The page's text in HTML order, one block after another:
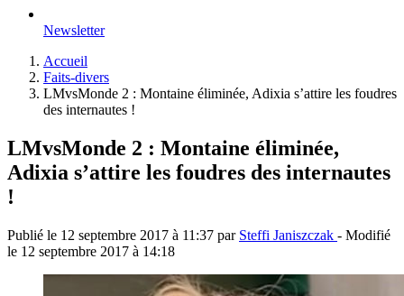
Newsletter
Accueil
Faits-divers
LMvsMonde 2 : Montaine éliminée, Adixia s’attire les foudres
des internautes !
LMvsMonde 2 : Montaine éliminée,
Adixia s’attire les foudres des internautes
!
Publié le 12 septembre 2017 à 11:37 par Steffi Janiszczak - Modifié
le 12 septembre 2017 à 14:18